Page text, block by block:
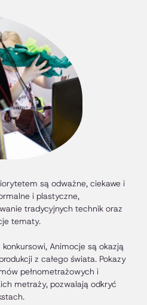
są odważne, ciekawe i
i plastyczne,
tradycyjnych technik oraz
tematy.
Animocje są okazją
z całego świata. Pokazy
pełnometrażowych i
metraży, pozwalają odkryć